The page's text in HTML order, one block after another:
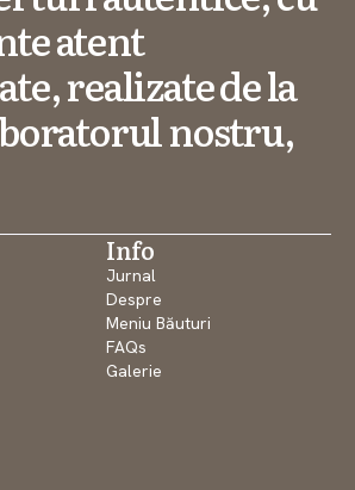
atent
realizate de la
nostru,
Info
Jurnal
Despre
Meniu Băuturi
FAQs
Galerie